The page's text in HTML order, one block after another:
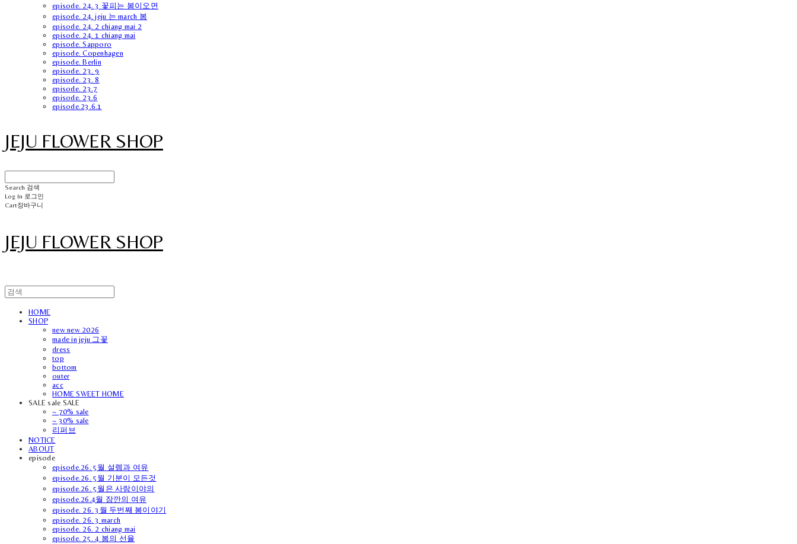
episode. 24. 3 꽃피는 봄이오면
episode. 24. jeju 는 march 봄
episode. 24. 2 chiang mai 2
episode. 24. 1 chiang mai
episode. Sapporo
episode. Copenhagen
episode. Berlin
episode. 23. 9
episode. 23. 8
episode. 23.7
episode. 23.6
episode.23.6.1
JEJU FLOWER SHOP
Search 검색
Log In 로그인
Cart장바구니
JEJU FLOWER SHOP
HOME
SHOP
new new 2026
made in jeju 그꽃
dress
top
bottom
outer
acc
HOME SWEET HOME
SALE sale SALE
~ 70% sale
~ 30% sale
리퍼브
NOTICE
ABOUT
episode
episode.26. 5월 설렘과 여유
episode.26. 5월 기분이 모든것
episode.26. 5월은 사랑이야의
episode.26.4월 잠깐의 여유
episode. 26. 3월 두번째 봄이야기
episode. 26. 3 march
episode. 26. 2 chiang mai
episode. 25. 4 봄의 선율